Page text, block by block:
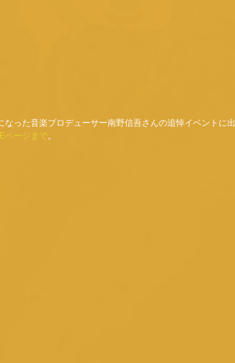
った音楽プロデューサー南野信吾さんの追悼イベントに出
ページまで。